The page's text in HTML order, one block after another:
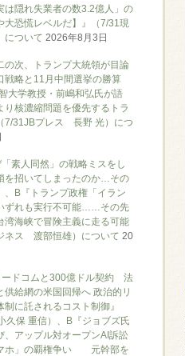
は隠れ失業者の数3.2億人」の
大恐慌レベルだ】』（7/31現
ついて 2026年8月3日
の次、トランプ大統領が目論
戦略と11月中間選挙の勝算
大学教授・前嶋和弘氏が語
り核濃縮問題を優先するトラ
7/31JBプレス 長野 光）につ
素人同然」の戦略ミスをし
を招いてしまったのか…その
、B『トランプ政権「イラン
ずれも実行不可能……その先
湾海峡で冒険主義に走る可能
ネス 渡部恒雄）について 20
ードコムと300億ドル契約 法
供給網の米国回帰へ 政治的リ
に託されるコスト制御』
久保 重信）、B『ジョブズ氏
、アップル対オープンAI訴訟
ホ」の覇権争い 元幹部を